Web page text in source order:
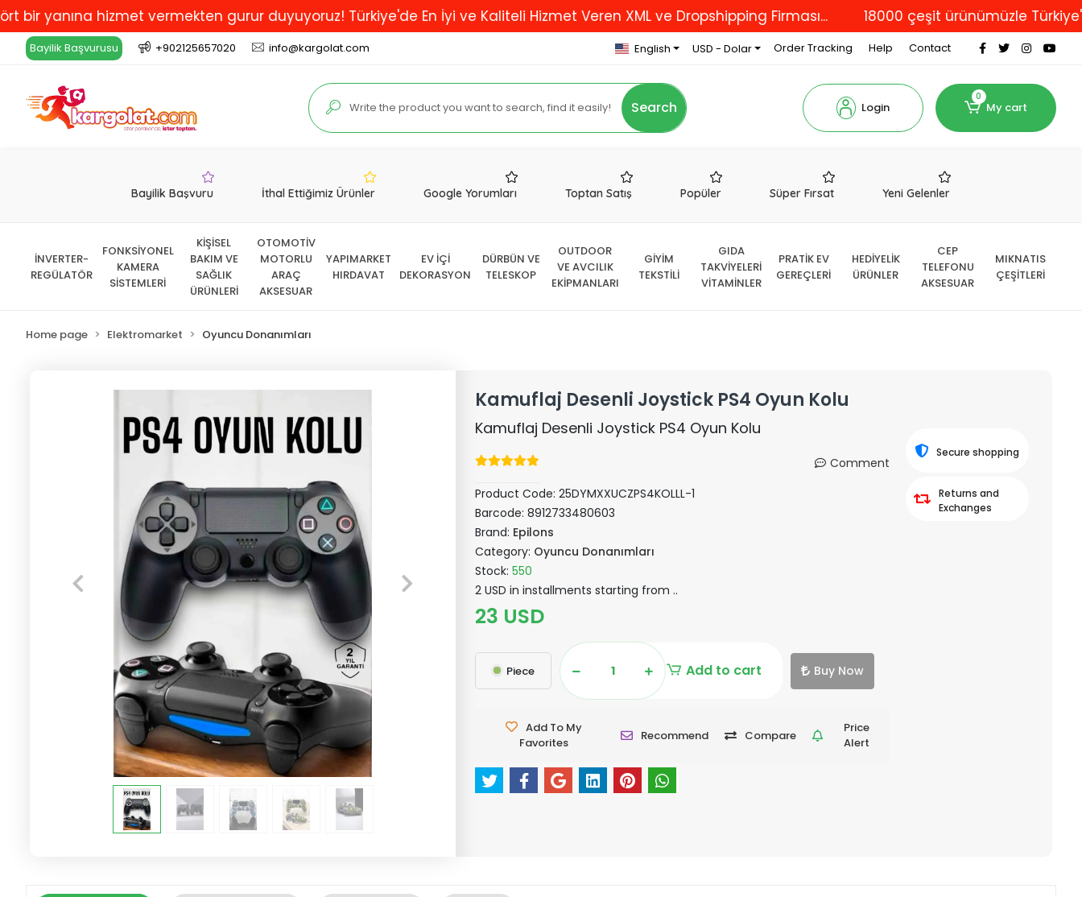
hizmet vermekten gurur duyuyoruz! Türkiye'de En İyi ve Kaliteli Hizmet Veren XML ve Dropshipping Firması... 18000 çeşit ürünümüzle Türkiye'nin
Bayilik Başvurusu +902125657020 info@kargolat.com English USD - Dolar Order Tracking Help Contact
Search Login
0
My cart
Bayilik Başvuru İthal Ettiğimiz Ürünler Google Yorumları Toptan Satış Popüler Süper Fırsat Yeni Gelenler
İNVERTER-
REGÜLATÖR
FONKSİYONEL
KAMERA
SİSTEMLERİ
KİŞİSEL
BAKIM VE
SAĞLIK
ÜRÜNLERİ
OTOMOTİV
MOTORLU
ARAÇ
AKSESUAR
YAPIMARKET
HIRDAVAT
EV İÇİ
DEKORASYON
DÜRBÜN VE
TELESKOP
OUTDOOR
VE AVCILIK
EKİPMANLARI
GİYİM
TEKSTİLİ
GIDA
TAKVİYELERİ
VİTAMİNLER
PRATİK EV
GEREÇLERİ
HEDİYELİK
ÜRÜNLER
CEP
TELEFONU
AKSESUAR
MIKNATIS
ÇEŞİTLERİ
Home page Elektromarket Oyuncu Donanımları
Kamuflaj Desenli Joystick PS4 Oyun Kolu
Kamuflaj Desenli Joystick PS4 Oyun Kolu
Comment
Product Code:25DYMXXUCZPS4KOLLL-1
Barcode:8912733480603
Brand: Epilons
Category: Oyuncu Donanımları
Stock:550
2 USD in installments starting from ..
23 USD
Piece Add to cart Buy Now
Add To My
Favorites
Recommend Compare
Price
Alert
Secure shopping
Returns and
Exchanges